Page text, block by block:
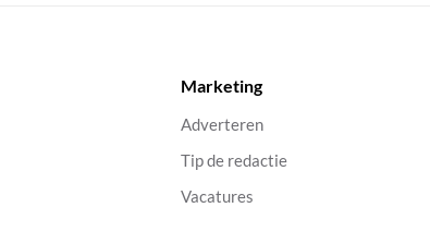
Marketing
Adverteren
Tip de redactie
Vacatures